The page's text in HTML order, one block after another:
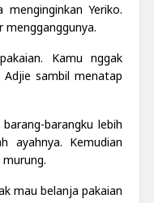
Yeriko.
mengganggunya.
Kamu nggak
sambil menatap
barangku lebih
ayahnya. Kemudian
mau belanja pakaian